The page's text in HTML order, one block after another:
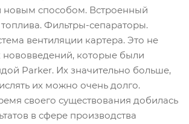
новым способом. Встроенный
Фильтры-сепараторы.
вентиляции картера. Это не
которые были
Parker. Их значительно больше,
их можно очень долго.
своего существования добилась
в сфере производства